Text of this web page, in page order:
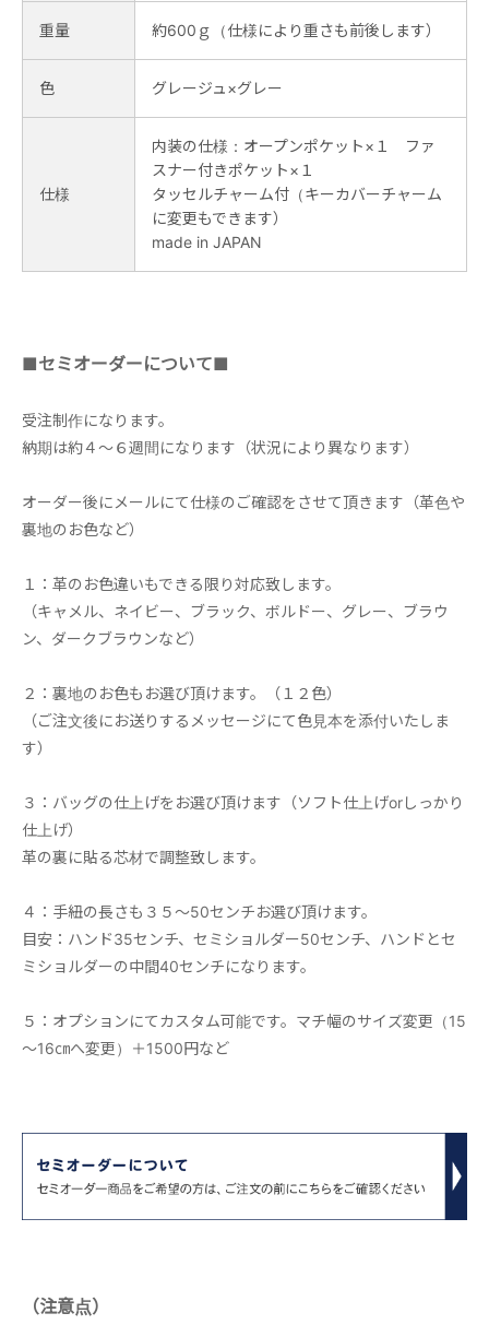
重量 約600ｇ（仕様により重さも前後します）
色 グレージュ×グレー
仕様
内装の仕様：オープンポケット×１ ファ
スナー付きポケット×１
タッセルチャーム付（キーカバーチャーム
に変更もできます）
made in JAPAN
■セミオーダーについて■
受注制作になります。
納期は約４～６週間になります（状況により異なります）
オーダー後にメールにて仕様のご確認をさせて頂きます（革色や
裏地のお色など）
１：革のお色違いもできる限り対応致します。
（キャメル、ネイビー、ブラック、ボルドー、グレー、ブラウ
ン、ダークブラウンなど）
２：裏地のお色もお選び頂けます。（１２色）
（ご注文後にお送りするメッセージにて色見本を添付いたしま
す）
３：バッグの仕上げをお選び頂けます（ソフト仕上げorしっかり
仕上げ）
革の裏に貼る芯材で調整致します。
４：手紐の長さも３５～50センチお選び頂けます。
目安：ハンド35センチ、セミショルダー50センチ、ハンドとセ
ミショルダーの中間40センチになります。
５：オプションにてカスタム可能です。マチ幅のサイズ変更（15
～16㎝へ変更）＋1500円など
（注意点）